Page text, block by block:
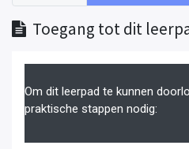
Toegang tot dit
Om dit leerpad te kunnen
praktische stappen nodig: